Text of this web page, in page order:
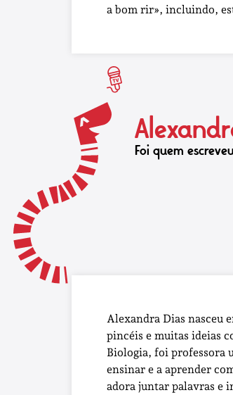
a bom rir», incluindo,
Foi quem
Alexandra Dias nasceu
pincéis e muitas ideias
Biologia, foi professora
ensinar e a aprender
adora juntar palavras e